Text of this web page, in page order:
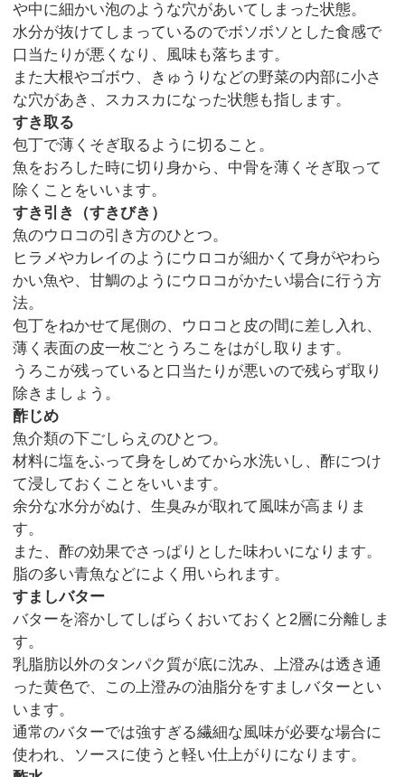
や中に細かい泡のような穴があいてしまった状態。
水分が抜けてしまっているのでボソボソとした食感で
口当たりが悪くなり、風味も落ちます。
また大根やゴボウ、きゅうりなどの野菜の内部に小さ
な穴があき、スカスカになった状態も指します。
すき取る
包丁で薄くそぎ取るように切ること。
魚をおろした時に切り身から、中骨を薄くそぎ取って
除くことをいいます。
すき引き（すきびき）
魚のウロコの引き方のひとつ。
ヒラメやカレイのようにウロコが細かくて身がやわら
かい魚や、甘鯛のようにウロコがかたい場合に行う方
法。
包丁をねかせて尾側の、ウロコと皮の間に差し入れ、
薄く表面の皮一枚ごとうろこをはがし取ります。
うろこが残っていると口当たりが悪いので残らず取り
除きましょう。
酢じめ
魚介類の下ごしらえのひとつ。
材料に塩をふって身をしめてから水洗いし、酢につけ
て浸しておくことをいいます。
余分な水分がぬけ、生臭みが取れて風味が高まりま
す。
また、酢の効果でさっぱりとした味わいになります。
脂の多い青魚などによく用いられます。
すましバター
バターを溶かしてしばらくおいておくと2層に分離しま
す。
乳脂肪以外のタンパク質が底に沈み、上澄みは透き通
った黄色で、この上澄みの油脂分をすましバターとい
います。
通常のバターでは強すぎる繊細な風味が必要な場合に
使われ、ソースに使うと軽い仕上がりになります。